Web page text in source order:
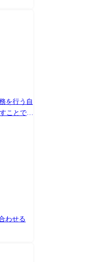
を行う自
ことで、
画・要件
います
ーは自
わせる